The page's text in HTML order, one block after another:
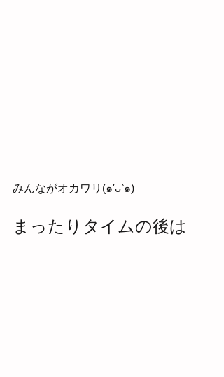
みんながオカワリ(๑′ᴗ‵๑)
まったりタイムの後は